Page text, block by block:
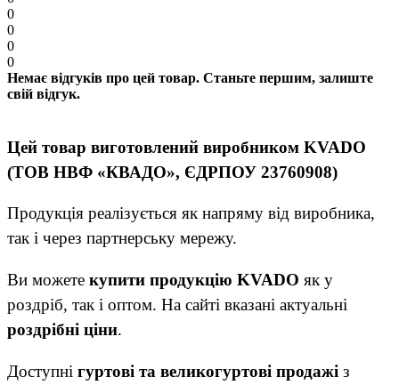
0
0
0
0
Немає відгуків про цей товар. Станьте першим, залиште
свій відгук.
Цей товар виготовлений виробником KVADO
(ТОВ НВФ «КВАДО», ЄДРПОУ 23760908)
Продукція реалізується як напряму від виробника,
так і через партнерську мережу.
Ви можете купити продукцію KVADO як у
роздріб, так і оптом. На сайті вказані актуальні
роздрібні ціни.
Доступні гуртові та великогуртові продажі з